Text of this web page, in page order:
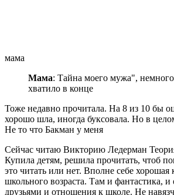
мама
Мама: Тайна моего мужа", немного
хватило в конце
Тоже недавно прочитала. На 8 из 10 бы
хорошо шла, иногда буксовала. Но в
Не то что Бакман у меня
Сейчас читаю Викторию Ледерман
Купила детям, решила прочитать, чтоб
это читать или нет. Вполне себе
школьного возраста. Там и фантастика,
друзьями и отношения к школе. Не